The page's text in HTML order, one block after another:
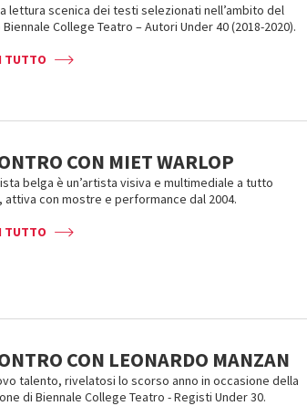
lettura scenica dei testi selezionati nell’ambito del
College Teatro – Autori Under 40 (2018-2020).
TUTTO
CON MIET WARLOP
belga è un’artista visiva e multimediale a tutto
attiva con mostre e performance dal 2004.
TUTTO
CON LEONARDO MANZAN
talento, rivelatosi lo scorso anno in occasione della
di Biennale College Teatro - Registi Under 30.